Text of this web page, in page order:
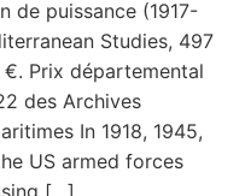
de puissance (1917-
Studies, 497
Prix départemental
des Archives
In 1918, 1945,
US armed forces
[…]